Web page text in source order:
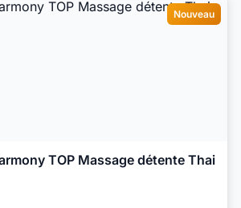
Nouveau
TOP Massage détente Thai